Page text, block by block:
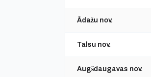
Ādažu nov.
Talsu nov.
Augšdaugavas nov.